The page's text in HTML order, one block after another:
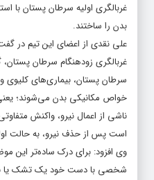
غربالگری اولیه سرطان پستان با
بدن را ساختند.
علی نقدی از اعضای این تیم در
غربالگری زودهنگام سرطان
سرطان پستان، بیماری‌های کلیوی
خواص مکانیکی بدن می‌شوند؛
ناشی از اعمال نیرو، واکنش
است پس از حذف نیرو، به حالت
وی افزود: برای درک ساده‌تر این
شخصی با دست خود یک تشک یا